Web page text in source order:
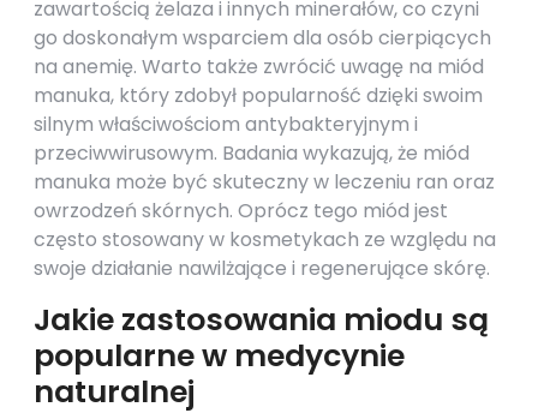
zawartością żelaza i innych minerałów, co czyni
go doskonałym wsparciem dla osób cierpiących
na anemię. Warto także zwrócić uwagę na miód
manuka, który zdobył popularność dzięki swoim
silnym właściwościom antybakteryjnym i
przeciwwirusowym. Badania wykazują, że miód
manuka może być skuteczny w leczeniu ran oraz
owrzodzeń skórnych. Oprócz tego miód jest
często stosowany w kosmetykach ze względu na
swoje działanie nawilżające i regenerujące skórę.
Jakie zastosowania miodu są
popularne w medycynie
naturalnej